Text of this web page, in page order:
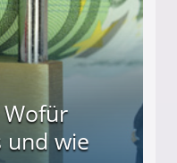
und wie